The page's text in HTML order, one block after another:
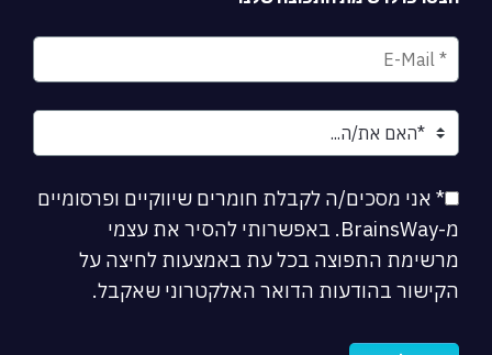
* אני מסכים/ה לקבלת חומרים שיווקיים ופרסומיים
מ-BrainsWay. באפשרותי להסיר את עצמי
מרשימת התפוצה בכל עת באמצעות לחיצה על
הקישור בהודעות הדואר האלקטרוני שאקבל.